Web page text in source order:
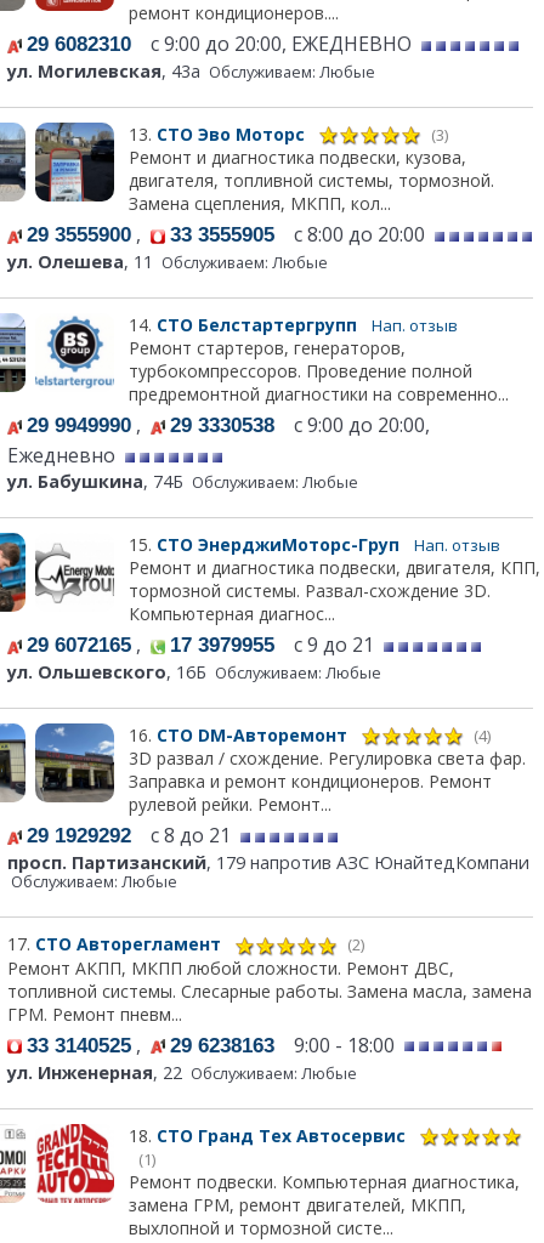
ремонт кондиционеров....
29 6082310 с 9:00 до 20:00, ЕЖЕДНЕВНО
ул. Могилевская, 43а Обслуживаем: Любые
13. СТО Эво Моторс (3)
Ремонт и диагностика подвески, кузова,
двигателя, топливной системы, тормозной.
Замена сцепления, МКПП, кол...
29 3555900 , 33 3555905 с 8:00 до 20:00
ул. Олешева, 11 Обслуживаем: Любые
14. СТО Белстартергрупп Нап. отзыв
Ремонт стартеров, генераторов,
турбокомпрессоров. Проведение полной
предремонтной диагностики на современно...
29 9949990 , 29 3330538 с 9:00 до 20:00,
Ежедневно
ул. Бабушкина, 74Б Обслуживаем: Любые
15. СТО ЭнерджиМоторс-Груп Нап. отзыв
Ремонт и диагностика подвески, двигателя, КПП,
тормозной системы. Развал-схождение 3D.
Компьютерная диагнос...
29 6072165 , 17 3979955 с 9 до 21
ул. Ольшевского, 16Б Обслуживаем: Любые
16. СТО DM-Авторемонт (4)
3D развал / схождение. Регулировка света фар.
Заправка и ремонт кондиционеров. Ремонт
рулевой рейки. Ремонт...
29 1929292 с 8 до 21
просп. Партизанский, 179 напротив АЗС ЮнайтедКомпани
Обслуживаем: Любые
17. СТО Авторегламент (2)
Ремонт АКПП, МКПП любой сложности. Ремонт ДВС,
топливной системы. Слесарные работы. Замена масла, замена
ГРМ. Ремонт пневм...
33 3140525 , 29 6238163 9:00 - 18:00
ул. Инженерная, 22 Обслуживаем: Любые
18. СТО Гранд Тех Автосервис
(1)
Ремонт подвески. Компьютерная диагностика,
замена ГРМ, ремонт двигателей, МКПП,
выхлопной и тормозной систе...